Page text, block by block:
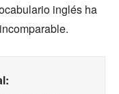
inglés ha